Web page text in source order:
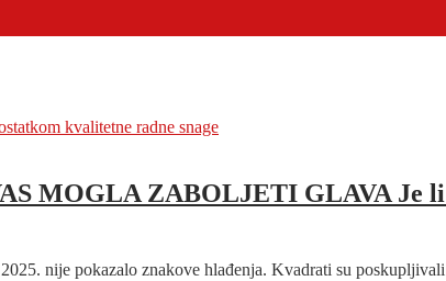
MOGLA ZABOLJETI GLAVA Je
nije pokazalo znakove hlađenja. Kvadrati su